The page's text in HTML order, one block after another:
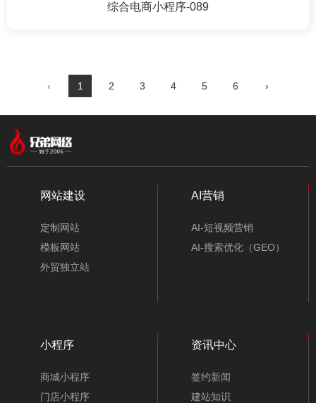
综合电商小程序-089
‹ 1 2 3 4 5 6 ›
网站建设
定制网站
模板网站
外贸独立站
AI营销
AI-短视频营销
AI-搜索优化（GEO）
小程序
商城小程序
门店小程序
资讯中心
签约新闻
建站知识